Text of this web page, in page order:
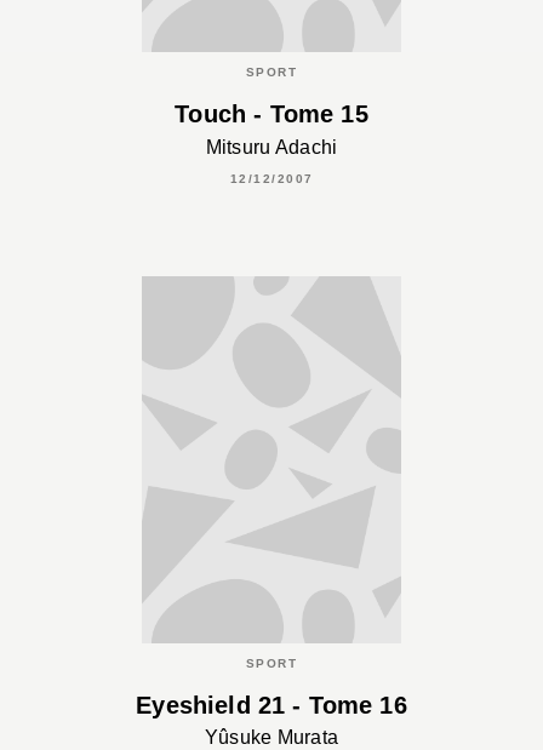
SPORT
Touch - Tome 15
Mitsuru Adachi
12/12/2007
SPORT
Eyeshield 21 - Tome 16
Yûsuke Murata